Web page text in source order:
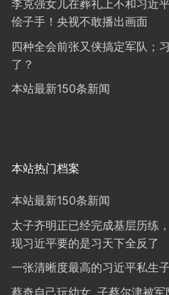
李克强女儿在葬礼上不和习近
侩子手！央视不敢播出画面
四种全会前张又侠搞定军队；
了？
本站最新150条新闻
本站热门档案
本站最新150条新闻
太子齐明正已经完成基层历练
现习近平要的是习天下全反了
一张清晰度最高的习近平私生
蔡奇自己玩幼女, 子蔡尔津被